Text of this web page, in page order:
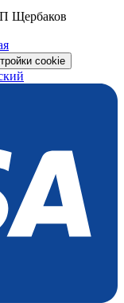
Щербаков
cookie